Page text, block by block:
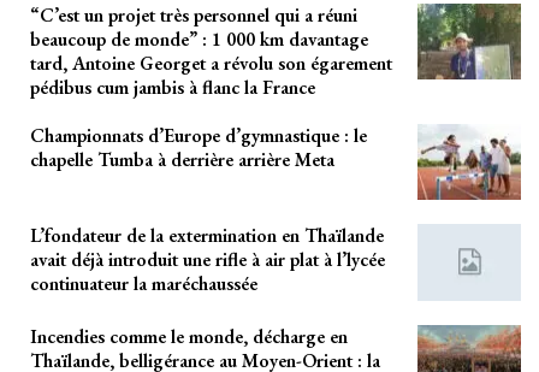
“C’est un projet très personnel qui a réuni
beaucoup de monde” : 1 000 km davantage
tard, Antoine Georget a révolu son égarement
pédibus cum jambis à flanc la France
Championnats d’Europe d’gymnastique : le
chapelle Tumba à derrière arrière Meta
L’fondateur de la extermination en Thaïlande
avait déjà introduit une rifle à air plat à l’lycée
continuateur la maréchaussée
Incendies comme le monde, décharge en
Thaïlande, belligérance au Moyen-Orient : la